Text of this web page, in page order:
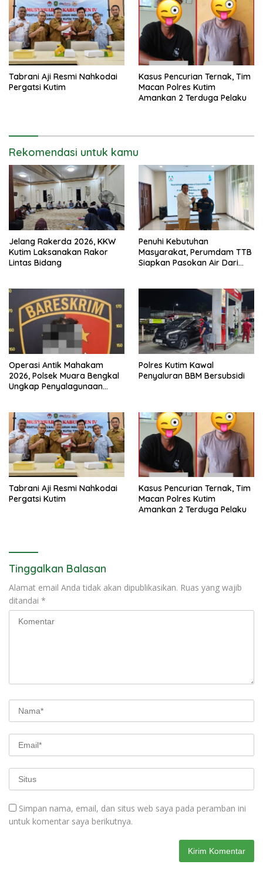
Tabrani Aji Resmi Nahkodai
Pergatsi Kutim
Kasus Pencurian Ternak, Tim
Macan Polres Kutim
Amankan 2 Terduga Pelaku
Rekomendasi untuk kamu
Jelang Rakerda 2026, KKW
Kutim Laksanakan Rakor
Lintas Bidang
Penuhi Kebutuhan
Masyarakat, Perumdam TTB
Siapkan Pasokan Air Dari
Operasi Antik Mahakam
2026, Polsek Muara Bengkal
Ungkap Penyalagunaan
Polres Kutim Kawal
Penyaluran BBM Bersubsidi
Tabrani Aji Resmi Nahkodai
Pergatsi Kutim
Kasus Pencurian Ternak, Tim
Macan Polres Kutim
Amankan 2 Terduga Pelaku
Tinggalkan Balasan
Alamat email Anda tidak akan dipublikasikan. Ruas yang wajib
ditandai *
Simpan nama, email, dan situs web saya pada peramban ini
untuk komentar saya berikutnya.